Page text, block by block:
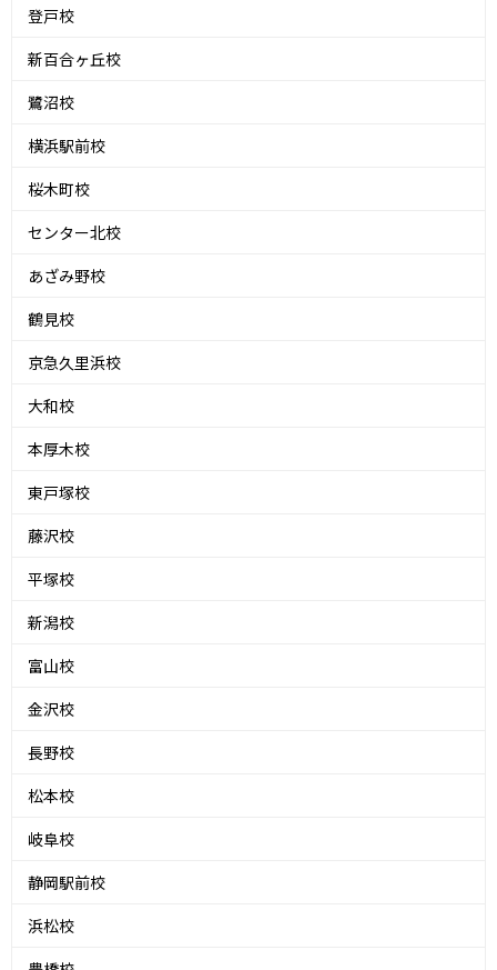
登戸校
新百合ヶ丘校
鷺沼校
横浜駅前校
桜木町校
センター北校
あざみ野校
鶴見校
京急久里浜校
大和校
本厚木校
東戸塚校
藤沢校
平塚校
新潟校
富山校
金沢校
長野校
松本校
岐阜校
静岡駅前校
浜松校